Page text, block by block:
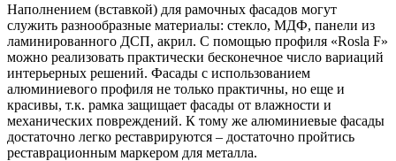
Наполнением (вставкой) для рамочных фасадов могут
служить разнообразные материалы: стекло, МДФ, панели из
ламинированного ДСП, акрил. С помощью профиля «Rosla F»
можно реализовать практически бесконечное число вариаций
интерьерных решений. Фасады с использованием
алюминиевого профиля не только практичны, но еще и
красивы, т.к. рамка защищает фасады от влажности и
механических повреждений. К тому же алюминиевые фасады
достаточно легко реставрируются – достаточно пройтись
реставрационным маркером для металла.